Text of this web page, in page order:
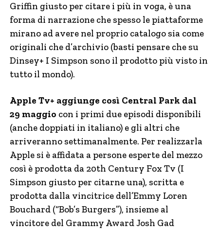
Griffin giusto per citare i più in voga, è una
forma di narrazione che spesso le piattaforme
mirano ad avere nel proprio catalogo sia come
originali che d’archivio (basti pensare che su
Dinsey+ I Simpson sono il prodotto più visto in
tutto il mondo).
Apple Tv+ aggiunge così Central Park dal
29 maggio con i primi due episodi disponibili
(anche doppiati in italiano) e gli altri che
arriveranno settimanalmente. Per realizzarla
Apple si è affidata a persone esperte del mezzo
così è prodotta da 20th Century Fox Tv (I
Simpson giusto per citarne una), scritta e
prodotta dalla vincitrice dell’Emmy Loren
Bouchard (“Bob’s Burgers”), insieme al
vincitore del Grammy Award Josh Gad